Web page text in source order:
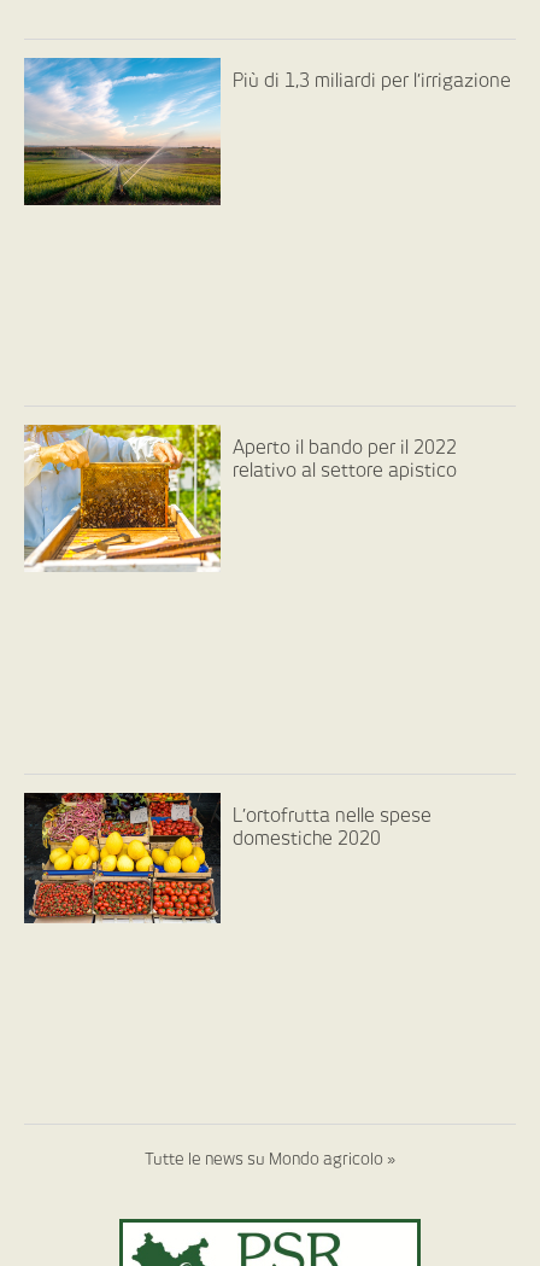
Più di 1,3 miliardi per l’irrigazione
Aperto il bando per il 2022
relativo al settore apistico
L’ortofrutta nelle spese
domestiche 2020
Tutte le news su Mondo agricolo »